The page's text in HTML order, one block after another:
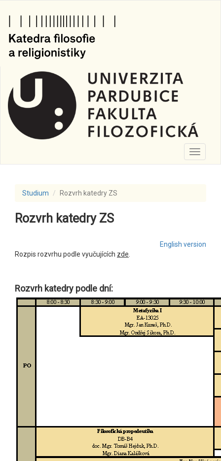
obsahu
Toggle
Studium Rozvrh katedry ZS
Rozvrh katedry ZS
English version
Rozpis rozvrhu podle vyučujících zde.
Rozvrh katedry podle dní: